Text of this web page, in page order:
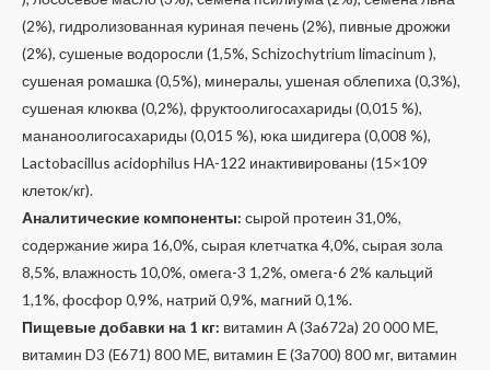
(2%), гидролизованная куриная печень (2%), пивные дрожжи
(2%), сушеные водоросли (1,5%, Schizochytrium limacinum ),
сушеная ромашка (0,5%), минералы, ушеная облепиха (0,3%),
сушеная клюква (0,2%), фруктоолигосахариды (0,015 %),
мананоолигосахариды (0,015 %), юка шидигера (0,008 %),
Lactobacillus acidophilus HA-122 инактивированы (15×109
клеток/кг).
Аналитические компоненты: сырой протеин 31,0%,
содержание жира 16,0%, сырая клетчатка 4,0%, сырая зола
8,5%, влажность 10,0%, омега-3 1,2%, омега-6 2% кальций
1,1%, фосфор 0,9%, натрий 0,9%, магний 0,1%.
Пищевые добавки на 1 кг: витамин А (3a672a) 20 000 МЕ,
витамин D3 (E671) 800 МЕ, витамин Е (3a700) 800 мг, витамин